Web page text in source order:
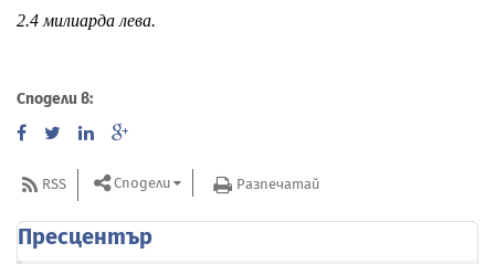
2.4 милиарда лева.
Сподели в:
RSS Сподели Разпечатай
Пресцентър